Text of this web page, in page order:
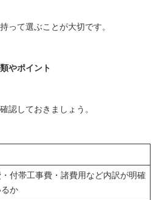
って選ぶことが大切です。
やポイント
認しておきましょう。
付帯工事費・諸費用など内訳が明確
か